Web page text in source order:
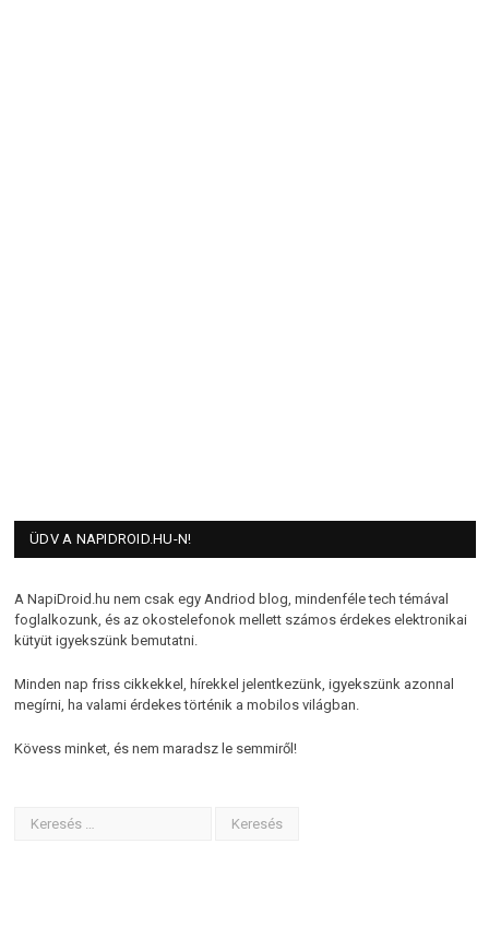
ÜDV A NAPIDROID.HU-N!
A NapiDroid.hu nem csak egy Andriod blog, mindenféle tech témával
foglalkozunk, és az okostelefonok mellett számos érdekes elektronikai
kütyüt igyekszünk bemutatni.
Minden nap friss cikkekkel, hírekkel jelentkezünk, igyekszünk azonnal
megírni, ha valami érdekes történik a mobilos világban.
Kövess minket, és nem maradsz le semmiről!